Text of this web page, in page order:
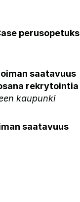
saatavuus
rekrytointia
kaupunki
saatavuus